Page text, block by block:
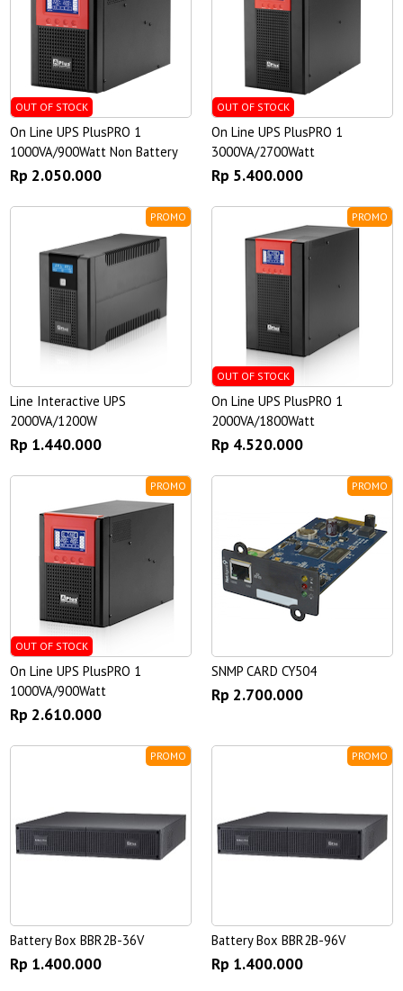
OUT OF STOCK
On Line UPS PlusPRO 1
1000VA/900Watt Non Battery
Rp 2.050.000
OUT OF STOCK
On Line UPS PlusPRO 1
3000VA/2700Watt
Rp 5.400.000
PROMO
Line Interactive UPS
2000VA/1200W
Rp 1.440.000
PROMO
OUT OF STOCK
On Line UPS PlusPRO 1
2000VA/1800Watt
Rp 4.520.000
PROMO
OUT OF STOCK
On Line UPS PlusPRO 1
1000VA/900Watt
Rp 2.610.000
PROMO
SNMP CARD CY504
Rp 2.700.000
PROMO
Battery Box BBR2B-36V
Rp 1.400.000
PROMO
Battery Box BBR2B-96V
Rp 1.400.000